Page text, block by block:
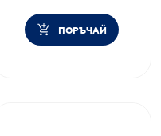
ПОРЪЧАЙ